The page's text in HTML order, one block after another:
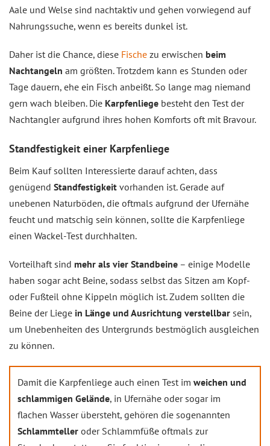
Aale und Welse sind nachtaktiv und gehen vorwiegend auf
Nahrungssuche, wenn es bereits dunkel ist.
Daher ist die Chance, diese Fische zu erwischen beim
Nachtangeln am größten. Trotzdem kann es Stunden oder
Tage dauern, ehe ein Fisch anbeißt. So lange mag niemand
gern wach bleiben. Die Karpfenliege besteht den Test der
Nachtangler aufgrund ihres hohen Komforts oft mit Bravour.
Standfestigkeit einer Karpfenliege
Beim Kauf sollten Interessierte darauf achten, dass
genügend Standfestigkeit vorhanden ist. Gerade auf
unebenen Naturböden, die oftmals aufgrund der Ufernähe
feucht und matschig sein können, sollte die Karpfenliege
einen Wackel-Test durchhalten.
Vorteilhaft sind mehr als vier Standbeine – einige Modelle
haben sogar acht Beine, sodass selbst das Sitzen am Kopf-
oder Fußteil ohne Kippeln möglich ist. Zudem sollten die
Beine der Liege in Länge und Ausrichtung verstellbar sein,
um Unebenheiten des Untergrunds bestmöglich ausgleichen
zu können.
Damit die Karpfenliege auch einen Test im weichen und
schlammigen Gelände, in Ufernähe oder sogar im
flachen Wasser übersteht, gehören die sogenannten
Schlammteller oder Schlammfüße oftmals zur